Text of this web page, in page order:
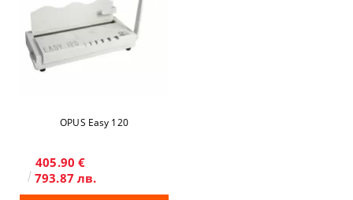
OPUS Easy 120
405.90 €
793.87 лв.